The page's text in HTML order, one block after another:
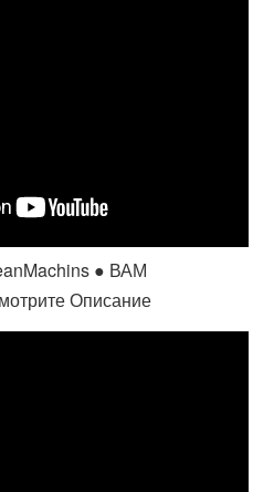
● ВАМ
Описание